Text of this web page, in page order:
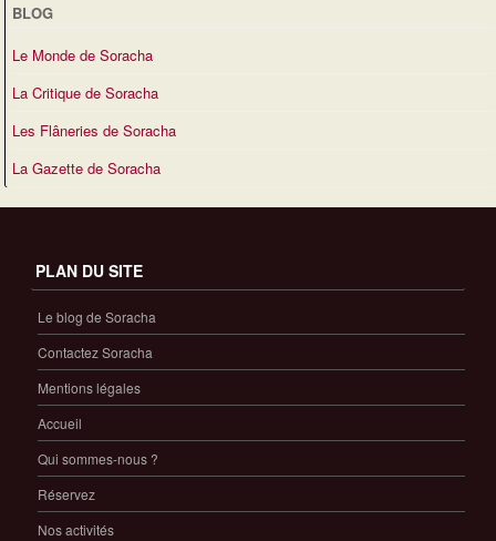
BLOG
Le Monde de Soracha
La Critique de Soracha
Les Flâneries de Soracha
La Gazette de Soracha
PLAN DU SITE
Le blog de Soracha
Contactez Soracha
Mentions légales
Accueil
Qui sommes-nous ?
Réservez
Nos activités